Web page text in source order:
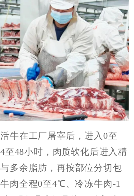
牛在工厂屠宰后，进入 0至
48小时，肉质软化后进入精
多余脂肪，再按部位分切包
肉全程0至4℃、冷冻牛肉-1